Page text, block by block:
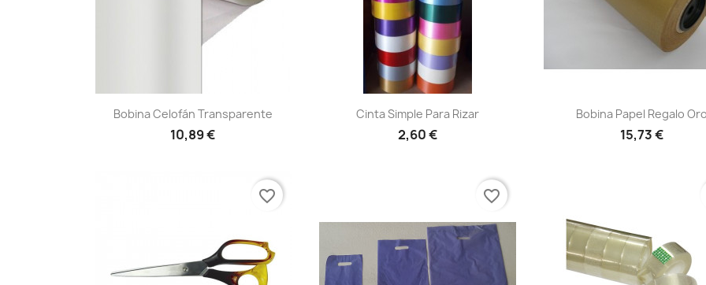
Vista rápida
Bobina Celofán Transparente
10,89 €
Vista rápida
Cinta Simple Para Rizar
2,60 €
Vista rápida
Bobina Papel Regalo
15,73 €
favorite_border favorite_border